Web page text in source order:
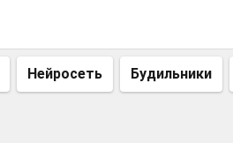
Нейросеть Будильники